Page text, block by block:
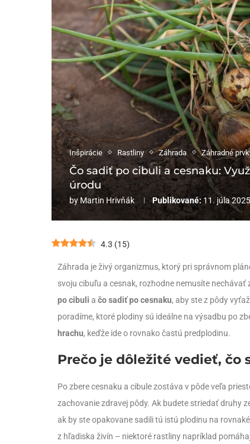
Inšpirácie Rastliny Záhrada Záhradné
Čo sadiť po cibuli a cesnaku:
úrodu
by Martin Hrivňák Publikované: 11. júla 2025
4.3 (15)
Záhrada je živý organizmus, ktorý pri správnom
svoju cibuľu a cesnak, rozhodne nemusíte
po cibuli a čo sadiť po cesnaku, aby ste z pôdy
poradíme, ktoré plodiny sú ideálne na výsadbu po
hrachu, keďže ide o rovnako častú predplodinu.
Prečo je dôležité vedieť, čo
Po zbere cesnaku a cibule zostáva v pôde veľa
zachovanie zdravej pôdy. Ak budete striedať druhy
ak by ste opakovane sadili tú istú plodinu na
z hľadiska živín – niektoré rastliny napríklad